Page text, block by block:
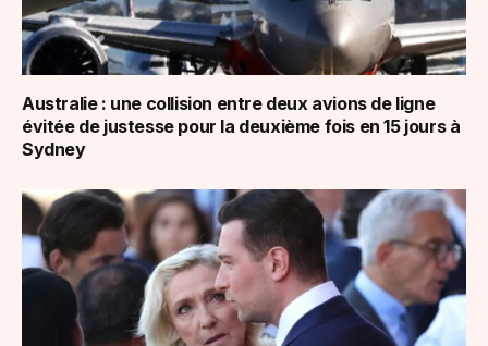
Australie : une collision entre deux avions de ligne
évitée de justesse pour la deuxième fois en 15 jours à
Sydney